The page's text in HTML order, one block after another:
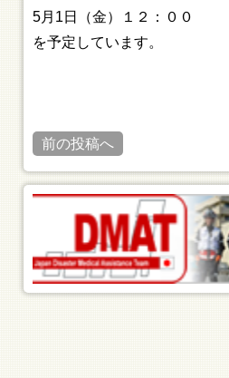
5月1日（金）１２：００
を予定しています。
前の投稿へ